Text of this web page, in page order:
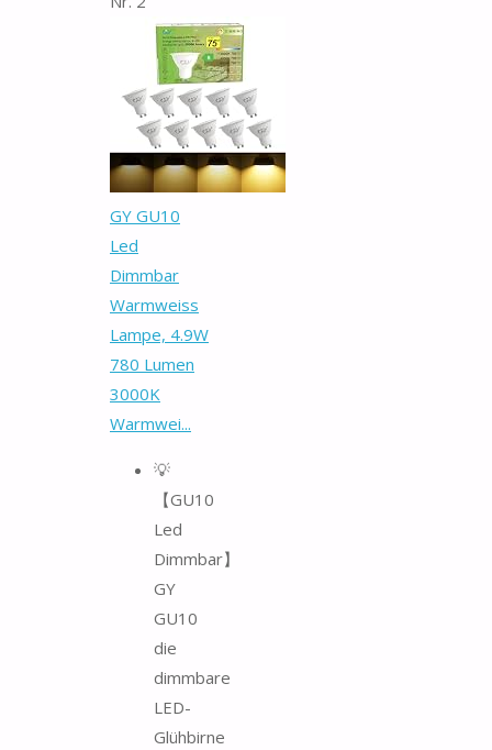
GY GU10
Led
Dimmbar
Warmweiss
Lampe, 4.9W
780 Lumen
3000K
Warmwei...
💡
【GU10
Led
Dimmbar】
GY
GU10
die
dimmbare
LED-
Glühbirne